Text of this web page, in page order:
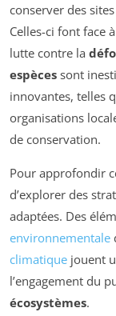
conserver des sites
Celles-ci font face
lutte contre la
espèces sont
innovantes, telles
organisations
de conservation.
Pour approfondir
d’explorer des
adaptées. Des
environnementale
climatique jouent
l’engagement du
écosystèmes.